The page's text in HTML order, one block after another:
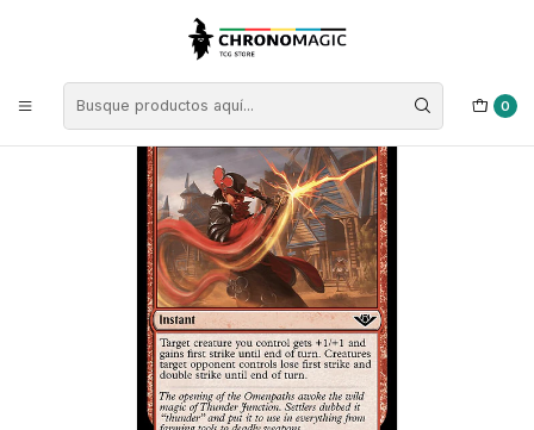
0
Singles de Magic: The Gathering
Quick Draw | ES | NM | OTJ